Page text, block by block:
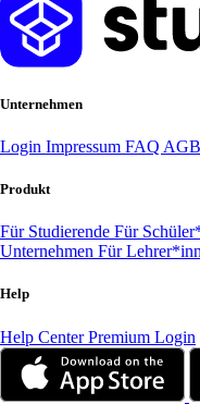
Unternehmen
Login Impressum FAQ AGB
Produkt
Für Studierende Für
Unternehmen Für
Help
Help CenterPremium Login